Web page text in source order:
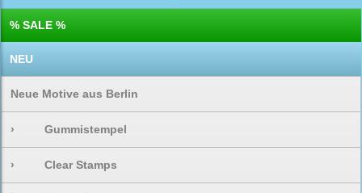
% SALE %
NEU
Neue Motive aus Berlin
› Gummistempel
› Clear Stamps